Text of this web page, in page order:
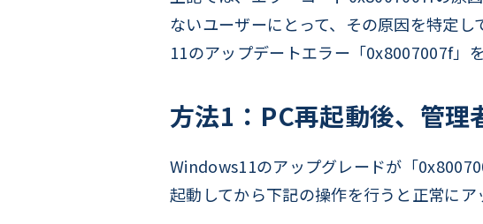
ないユーザーにとって、その原因を特定
11のアップデートエラー「0x8007007f」
方法1：PC再起動後、管理
Windows11のアップグレードが「
起動してから下記の操作を行うと正常にア